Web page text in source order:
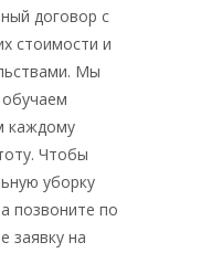
договор с
стоимости и
Мы
каждому
Чтобы
уборку
позвоните по
заявку на